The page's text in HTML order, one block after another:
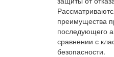
преимущества
последующего
сравнении с
безопасности.